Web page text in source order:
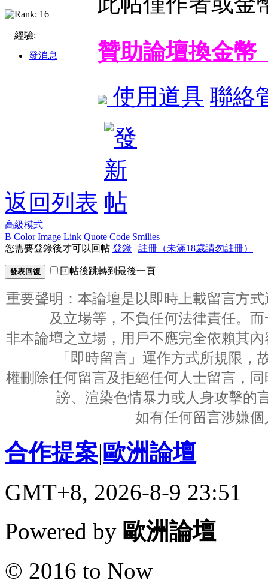
經驗:
發消息
贊助論壇換金
使用道具 聯絡
返回列表
高級模式
B Color Image Link Quote Code Smilies
您需要登錄後才可以回帖 登錄 | 註冊（未滿18歲請勿註冊）
發表回復 回帖後跳轉到最後一頁
重要聲明：本論壇是以即時上載留言方
及立場等，不負任何法律責任。
非本論壇之立場，用戶不應完全依賴其
「即時留言」運作方式所規限
權刪除任何留言及拒絕任何人士留言，
謗、渲染色情暴力或人身攻擊的
如有任何留言涉嫌
合作提案|歐洲論壇
GMT+8, 2026-8-9 23:51
Powered by 歐洲論壇
© 2016 to Now